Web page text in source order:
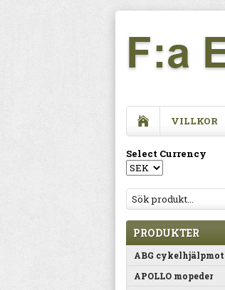
VILLKOR
Select Currency
PRODUKTER
ABG
APOLLO mopeder